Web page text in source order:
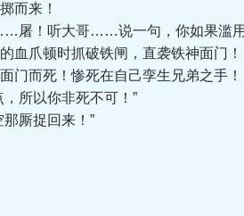
而来！
……屠！听大哥……说一句，你如
爪顿时抓破铁闸，直袭铁神面门！
而死！惨死在自己孪生兄弟之手！
所以你非死不可！”
厮捉回来！”